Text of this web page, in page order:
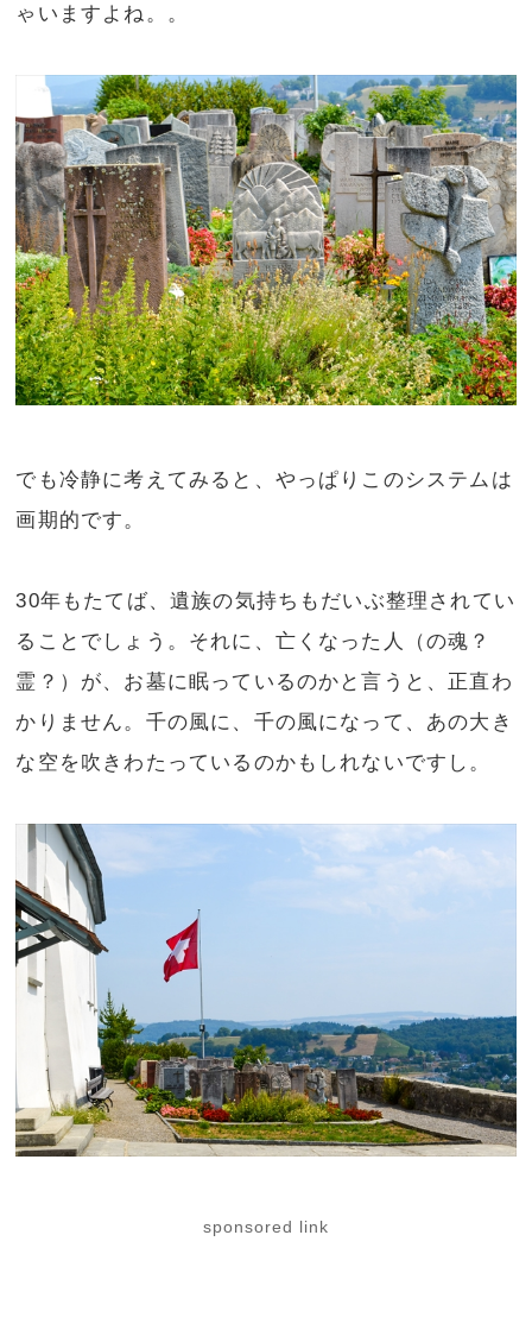
ゃいますよね。。
でも冷静に考えてみると、やっぱりこのシステムは
画期的です。
30年もたてば、遺族の気持ちもだいぶ整理されてい
ることでしょう。それに、亡くなった人（の魂？
霊？）が、お墓に眠っているのかと言うと、正直わ
かりません。千の風に、千の風になって、あの大き
な空を吹きわたっているのかもしれないですし。
sponsored link